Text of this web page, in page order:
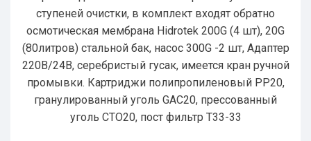
ступеней очистки, в комплект входят обратно
осмотическая мембрана Hidrotek 200G (4 шт), 20G
(80литров) стальной бак, насос 300G -2 шт, Адаптер
220В/24В, серебристый гусак, имеется кран ручной
промывки. Картриджи полипропиленовый РР20,
гранулированный уголь GAC20, прессованный
уголь CTO20, пост фильтр T33-33